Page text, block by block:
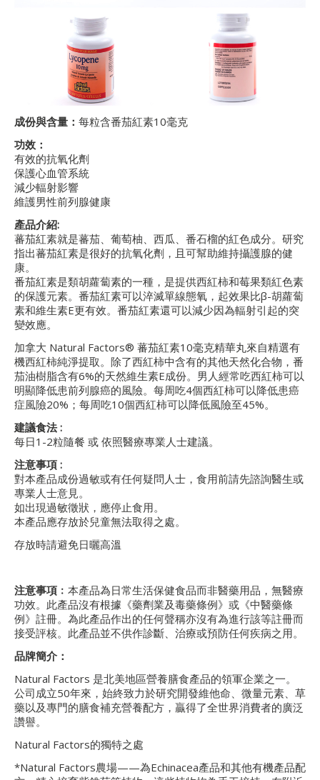
成份與含量： 每粒含番茄紅素10毫克
功效：
有效的抗氧化劑
保護心血管系統
減少輻射影響
維護男性前列腺健康
產品介紹:
蕃茄紅素就是蕃茄、葡萄柚、西瓜、番石榴的紅色成分。研究
指出蕃茄紅素是很好的抗氧化劑，且可幫助維持攝護腺的健
康。
番茄紅素是類胡蘿蔔素的一種，是提供西紅柿和莓果類紅色素
的保護元素。番茄紅素可以淬滅單線態氧，起效果比β-胡蘿蔔
素和維生素E更有效。番茄紅素還可以減少因為輻射引起的突
變效應。
加拿大 Natural Factors® 蕃茄紅素10毫克精華丸來自精選有
機西紅柿純淨提取。除了西紅柿中含有的其他天然化合物，番
茄油樹脂含有6%的天然維生素E成份。男人經常吃西紅柿可以
明顯降低患前列腺癌的風險。每周吃4個西紅柿可以降低患癌
症風險20%；每周吃10個西紅柿可以降低風險至45%。
建議食法 :
每日1-2粒隨餐 或 依照醫療專業人士建議。
注意事項 :
對本產品成份過敏或有任何疑問人士，食用前請先諮詢醫生或
專業人士意見。
如出現過敏徵狀，應停止食用。
本產品應存放於兒童無法取得之處。
存放時請避免日曬高溫
注意事項﹕ 本產品為日常生活保健食品而非醫藥用品，無醫療
功效。此產品沒有根據《藥劑業及毒藥條例》或《中醫藥條
例》註冊。為此產品作出的任何聲稱亦沒有為進行該等註冊而
接受評核。此產品並不供作診斷、治療或預防任何疾病之用。
品牌簡介：
Natural Factors 是北美地區營養膳食產品的領軍企業之一。
公司成立50年來，始終致力於研究開發維他命、微量元素、草
藥以及專門的膳食補充營養配方，贏得了全世界消費者的廣泛
讚譽。
Natural Factors的獨特之處
*Natural Factors農場——為Echinacea產品和其他有機產品配